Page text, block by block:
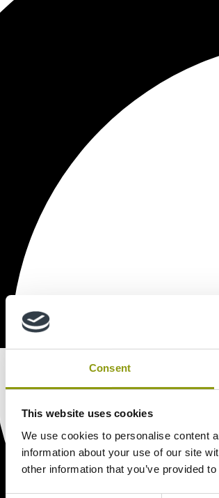
Consent
This website uses cookies
We use cookies to personalise content
information about your use of our site
other information that you’ve provided